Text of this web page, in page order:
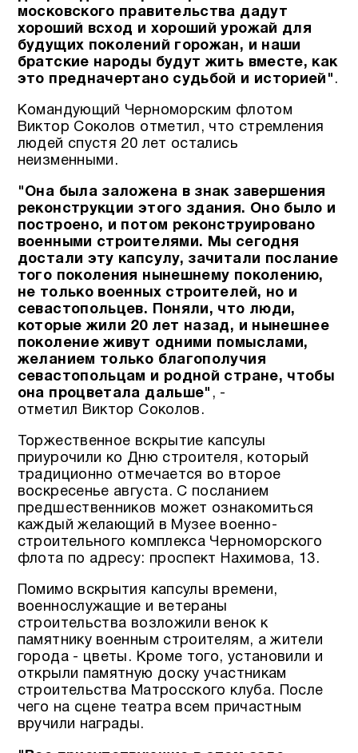
московского правительства дадут
хороший всход и хороший урожай для
будущих поколений горожан, и наши
братские народы будут жить вместе, как
это предначертано судьбой и историей" .
Командующий Черноморским флотом
Виктор Соколов отметил, что стремления
людей спустя 20 лет остались
неизменными.
"Она была заложена в знак завершения
реконструкции этого здания. Оно было и
построено, и потом реконструировано
военными строителями. Мы сегодня
достали эту капсулу, зачитали послание
того поколения нынешнему поколению,
не только военных строителей, но и
севастопольцев. Поняли, что люди,
которые жили 20 лет назад, и нынешнее
поколение живут одними помыслами,
желанием только благополучия
севастопольцам и родной стране, чтобы
она процветала дальше" , -
отметил Виктор Соколов.
Торжественное вскрытие капсулы
приурочили ко Дню строителя, который
традиционно отмечается во второе
воскресенье августа. С посланием
предшественников может ознакомиться
каждый желающий в Музее военно-
строительного комплекса Черноморского
флота по адресу: проспект Нахимова, 13.
Помимо вскрытия капсулы времени,
военнослужащие и ветераны
строительства возложили венок к
памятнику военным строителям, а жители
города - цветы. Кроме того, установили и
открыли памятную доску участникам
строительства Матросского клуба. После
чего на сцене театра всем причастным
вручили награды.